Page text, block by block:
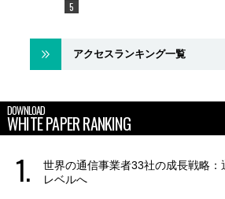
アクセスランキング一覧
DOWNLOAD
WHITE PAPER RANKING
世界の通信事業者33社の成長戦略
レベルへ